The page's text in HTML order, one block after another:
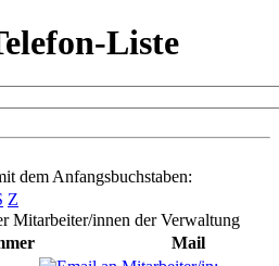
Liste
dem Anfangsbuchstaben:
Z
Mitarbeiter/innen der Verwaltung
Mail